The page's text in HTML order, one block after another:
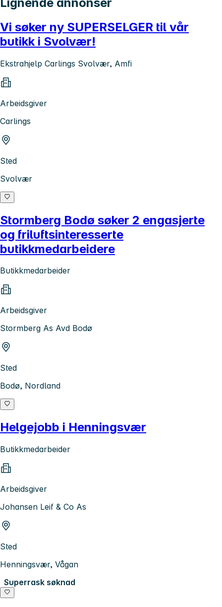
Lignende annonser
Vi søker ny SUPERSELGER til vår
butikk i Svolvær!
Ekstrahjelp Carlings Svolvær, Amfi
Arbeidsgiver
Carlings
Sted
Svolvær
Stormberg Bodø søker 2 engasjerte
og friluftsinteresserte
butikkmedarbeidere
Butikkmedarbeider
Arbeidsgiver
Stormberg As Avd Bodø
Sted
Bodø, Nordland
Helgejobb i Henningsvær
Butikkmedarbeider
Arbeidsgiver
Johansen Leif & Co As
Sted
Henningsvær, Vågan
Superrask søknad